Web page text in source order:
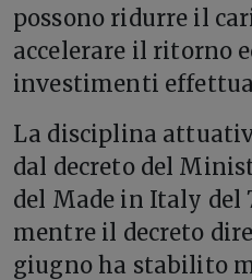
possono ridurre il
accelerare il ritorno
investimenti
La disciplina
dal decreto del
del Made in Italy del
mentre il decreto
giugno ha stabilito